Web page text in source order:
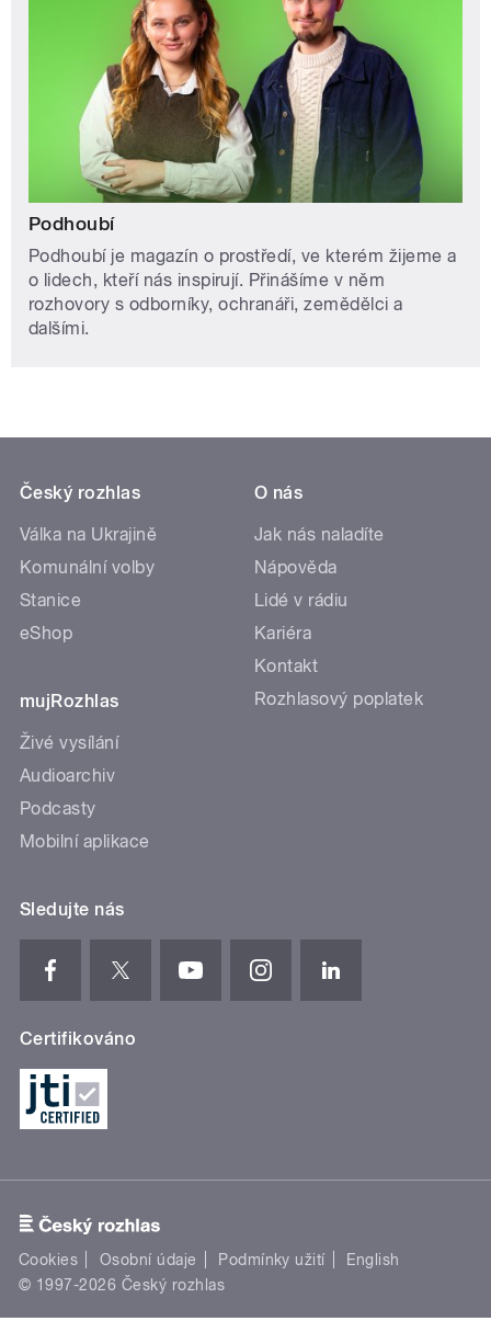
Podhoubí
Podhoubí je magazín o prostředí, ve kterém žijeme a
o lidech, kteří nás inspirují. Přinášíme v něm
rozhovory s odborníky, ochranáři, zemědělci a
dalšími.
Český rozhlas
Válka na Ukrajině
Komunální volby
Stanice
eShop
mujRozhlas
Živé vysílání
Audioarchiv
Podcasty
Mobilní aplikace
O nás
Jak nás naladíte
Nápověda
Lidé v rádiu
Kariéra
Kontakt
Rozhlasový poplatek
Sledujte nás
Certifikováno
Cookies Osobní údaje Podmínky užití
English
© 1997-2026 Český rozhlas